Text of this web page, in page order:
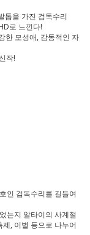
톱을 가진 검독수리
로 느낀다!
한 모성애, 감동적인 자
작!
인 검독수리를 길들여
는지 알타이의 사계절
, 이별 등으로 나누어